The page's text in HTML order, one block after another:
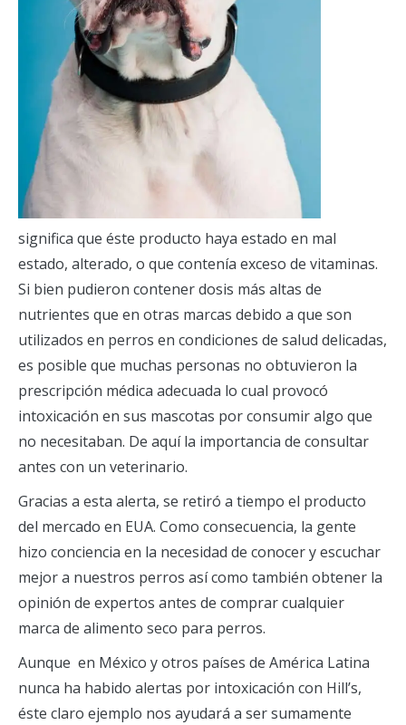
significa que éste producto haya estado en mal
estado, alterado, o que contenía exceso de vitaminas.
Si bien pudieron contener dosis más altas de
nutrientes que en otras marcas debido a que son
utilizados en perros en condiciones de salud delicadas,
es posible que muchas personas no obtuvieron la
prescripción médica adecuada lo cual provocó
intoxicación en sus mascotas por consumir algo que
no necesitaban. De aquí la importancia de consultar
antes con un veterinario.
Gracias a esta alerta, se retiró a tiempo el producto
del mercado en EUA. Como consecuencia, la gente
hizo conciencia en la necesidad de conocer y escuchar
mejor a nuestros perros así como también obtener la
opinión de expertos antes de comprar cualquier
marca de alimento seco para perros.
Aunque en México y otros países de América Latina
nunca ha habido alertas por intoxicación con Hill’s,
éste claro ejemplo nos ayudará a ser sumamente